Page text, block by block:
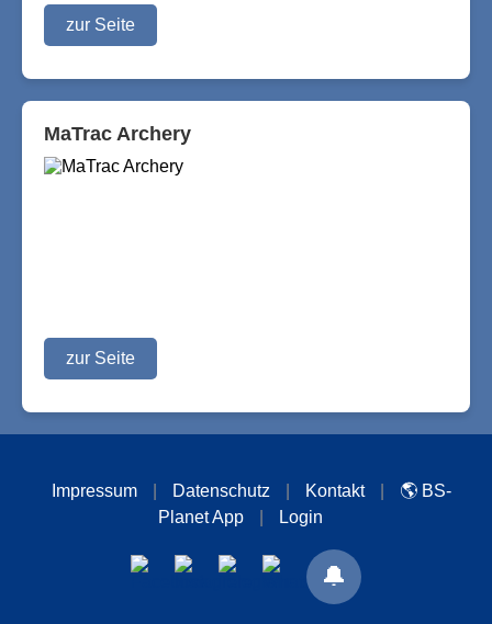
zur Seite
MaTrac Archery
zur Seite
Impressum Datenschutz Kontakt
🌎 BS-
Planet App
Login
🔔